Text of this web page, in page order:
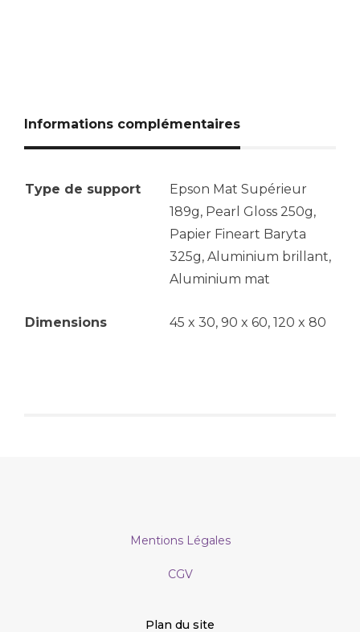
Informations complémentaires
Type de support
Epson Mat Supérieur
189g, Pearl Gloss 250g,
Papier Fineart Baryta
325g, Aluminium brillant,
Aluminium mat
Dimensions 45 x 30, 90 x 60, 120 x 80
Mentions Légales
CGV
Plan du site